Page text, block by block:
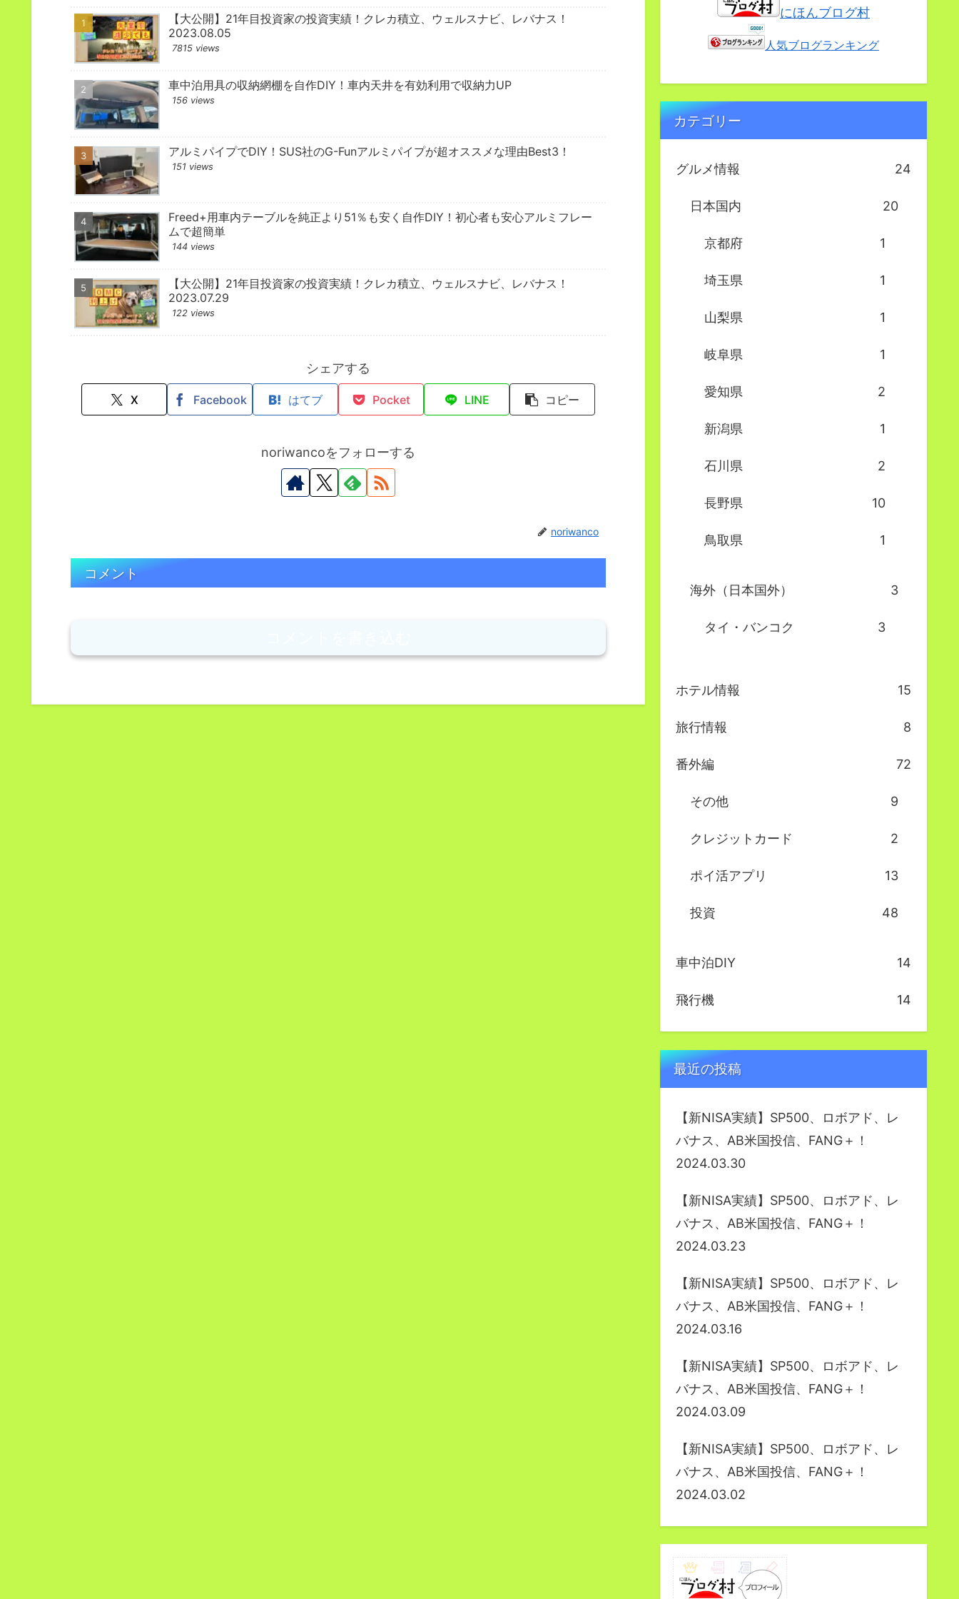
【大公開】21年目投資家の投資実績！クレカ積立、ウェルスナビ、レバナス！
2023.08.05
7815 views
車中泊用具の収納網棚を自作DIY！車内天井を有効利用で収納力UP
156 views
アルミパイプでDIY！SUS社のG-Funアルミパイプが超オススメな理由Best3！
151 views
Freed+用車内テーブルを純正より51％も安く自作DIY！初心者も安心アルミフレー
ムで超簡単
144 views
【大公開】21年目投資家の投資実績！クレカ積立、ウェルスナビ、レバナス！
2023.07.29
122 views
シェアする
X Facebook はてブ Pocket LINE コピー
noriwancoをフォローする
noriwanco
コメント
にほんブログ村
人気ブログランキング
カテゴリー
グルメ情報 24
日本国内 20
京都府 1
埼玉県 1
山梨県 1
岐阜県 1
愛知県 2
新潟県 1
石川県 2
長野県 10
鳥取県 1
海外（日本国外） 3
タイ・バンコク 3
ホテル情報 15
旅行情報 8
番外編 72
その他 9
クレジットカード 2
ポイ活アプリ 13
投資 48
車中泊DIY 14
飛行機 14
最近の投稿
【新NISA実績】SP500、ロボアド、レ
バナス、AB米国投信、FANG＋！
2024.03.30
【新NISA実績】SP500、ロボアド、レ
バナス、AB米国投信、FANG＋！
2024.03.23
【新NISA実績】SP500、ロボアド、レ
バナス、AB米国投信、FANG＋！
2024.03.16
【新NISA実績】SP500、ロボアド、レ
バナス、AB米国投信、FANG＋！
2024.03.09
【新NISA実績】SP500、ロボアド、レ
バナス、AB米国投信、FANG＋！
2024.03.02